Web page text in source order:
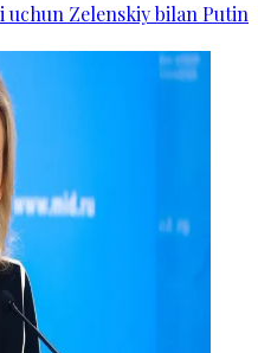
uchun Zelenskiy bilan Putin